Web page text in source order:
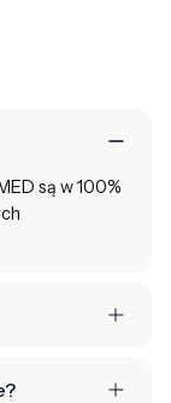
są w 100%